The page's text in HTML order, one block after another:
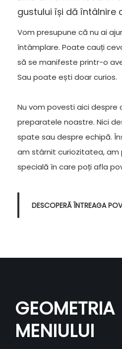
gustului își dă întâlnire
Vom presupune că nu ai
întâmplare. Poate cauți
să se manifeste printr-o
Sau poate ești doar curios.
Nu vom povesti aici
preparatele noastre. Nici
spate sau despre echipă.
am stârnit curiozitatea, am
specială în care poți afla
DESCOPERĂ ÎNTREAGA
GEOMETRIA
MENIULUI